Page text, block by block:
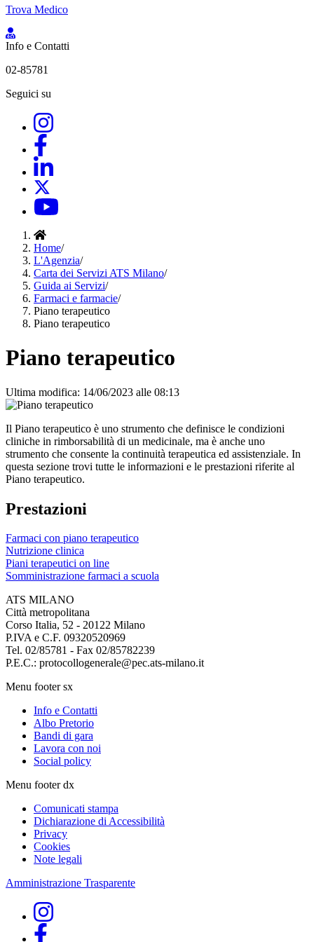
Trova Medico
Info e Contatti
02-85781
Seguici su
Home/
L'Agenzia/
Carta dei Servizi ATS Milano/
Guida ai Servizi/
Farmaci e farmacie/
Piano terapeutico
Piano terapeutico
Piano terapeutico
Ultima modifica: 14/06/2023 alle 08:13
Il Piano terapeutico è uno strumento che definisce le condizioni
cliniche in rimborsabilità di un medicinale, ma è anche uno
strumento che consente la continuità terapeutica ed assistenziale. In
questa sezione trovi tutte le informazioni e le prestazioni riferite al
Piano terapeutico.
Prestazioni
Farmaci con piano terapeutico
Nutrizione clinica
Piani terapeutici on line
Somministrazione farmaci a scuola
ATS MILANO
Città metropolitana
Corso Italia, 52 - 20122 Milano
P.IVA e C.F. 09320520969
Tel. 02/85781 - Fax 02/85782239
P.E.C.: protocollogenerale@pec.ats-milano.it
Menu footer sx
Info e Contatti
Albo Pretorio
Bandi di gara
Lavora con noi
Social policy
Menu footer dx
Comunicati stampa
Dichiarazione di Accessibilità
Privacy
Cookies
Note legali
Amministrazione Trasparente